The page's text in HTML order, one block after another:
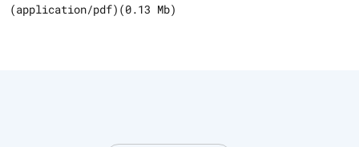
(application/pdf) (0.13 Mb)